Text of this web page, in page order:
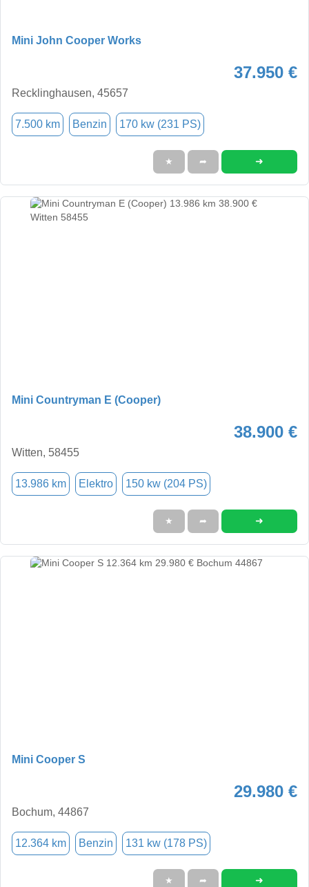
Mini John Cooper Works
37.950 €
Recklinghausen, 45657
7.500 km Benzin 170 kw (231 PS)
★ ➦ ➜
Mini Countryman E (Cooper)
38.900 €
Witten, 58455
13.986 km Elektro 150 kw (204 PS)
★ ➦ ➜
Mini Cooper S
29.980 €
Bochum, 44867
12.364 km Benzin 131 kw (178 PS)
★ ➦ ➜